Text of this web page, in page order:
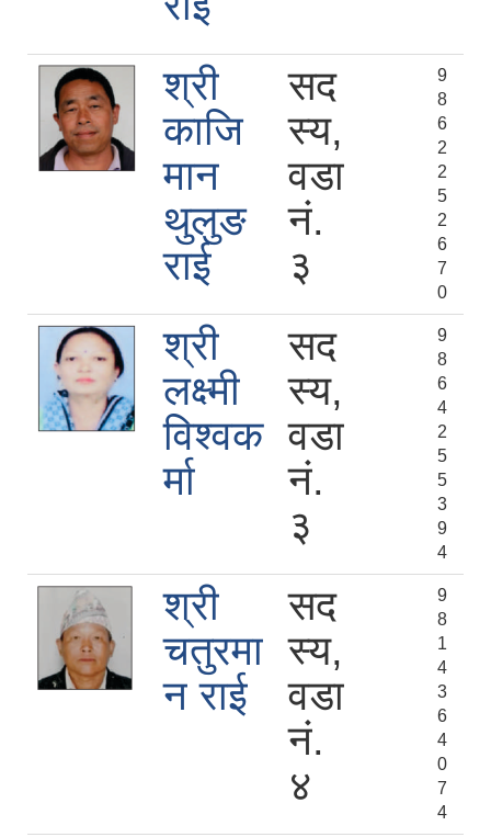
श्री
काजि
मान
थुलुङ
राई
सद
स्य,
वडा
नं.
३
9
8
6
2
2
5
2
6
7
0
श्री
लक्ष्मी
विश्‍वक
र्मा
सद
स्य,
वडा
नं.
३
9
8
6
4
2
5
5
3
9
4
श्री
चतुरमा
न राई
सद
स्य,
वडा
नं.
४
9
8
1
4
3
6
4
0
7
4